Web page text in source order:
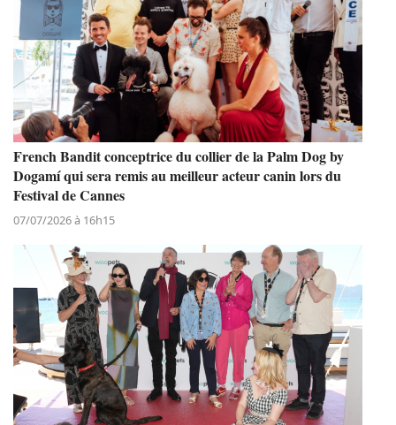
French Bandit conceptrice du collier de la Palm Dog by
Dogamí qui sera remis au meilleur acteur canin lors du
Festival de Cannes
07/07/2026 à 16h15